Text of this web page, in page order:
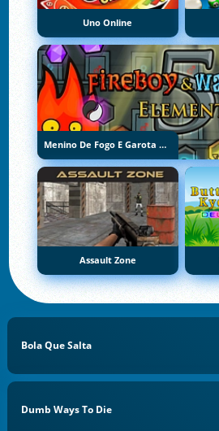
Uno Online
Menino De Fogo E Garota De Água 5: Elementos
Assault Zone
Bola Que Salta
Dumb Ways To Die